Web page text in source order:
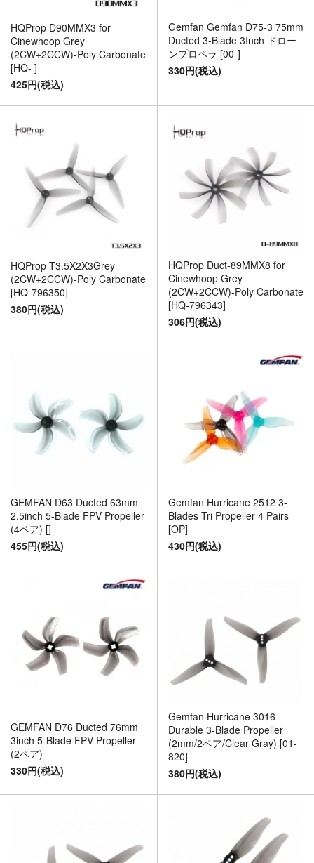
HQProp D90MMX3 for
Cinewhoop Grey
(2CW+2CCW)-Poly Carbonate
[HQ- ]
425円(税込)
Gemfan Gemfan D75-3 75mm
Ducted 3-Blade 3Inch ドロー
ンプロペラ [00-]
330円(税込)
HQProp T3.5X2X3Grey
(2CW+2CCW)-Poly Carbonate
[HQ-796350]
380円(税込)
HQProp Duct-89MMX8 for
Cinewhoop Grey
(2CW+2CCW)-Poly Carbonate
[HQ-796343]
306円(税込)
GEMFAN D63 Ducted 63mm
2.5inch 5-Blade FPV Propeller
(4ペア) []
455円(税込)
Gemfan Hurricane 2512 3-
Blades Tri Propeller 4 Pairs
[OP]
430円(税込)
GEMFAN D76 Ducted 76mm
3inch 5-Blade FPV Propeller
(2ペア)
330円(税込)
Gemfan Hurricane 3016
Durable 3-Blade Propeller
(2mm/2ペア/Clear Gray) [01-
820]
380円(税込)